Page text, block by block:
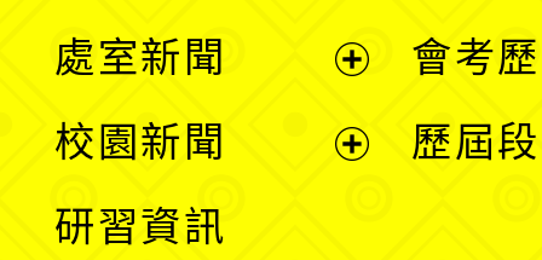
處室新聞
校園新聞
研習資訊
會考
歷屆